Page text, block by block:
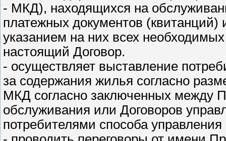
- МКД), находящихся на
платежных документов
указанием на них всех
настоящий Договор.
- осуществляет выставление
за содержания жилья согласно
МКД согласно заключенных между
обслуживания или Договоров
потребителями способа